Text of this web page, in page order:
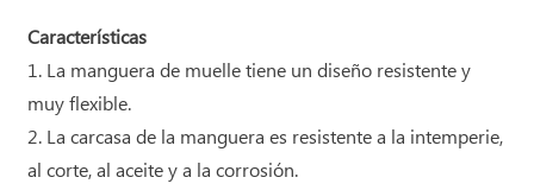
Características
1. La manguera de muelle tiene un diseño resistente y
muy flexible.
2. La carcasa de la manguera es resistente a la intemperie,
al corte, al aceite y a la corrosión.